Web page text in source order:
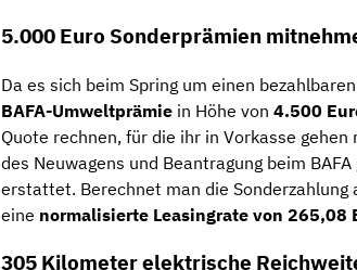
5.000 Euro Sonderprämien
Da es sich beim Spring um einen bezahlbaren
BAFA-Umweltprämie in Höhe von 4.500
Quote rechnen, für die ihr in Vorkasse
des Neuwagens und Beantragung beim
erstattet. Berechnet man die
eine normalisierte Leasingrate von 265,08
305 Kilometer elektrische